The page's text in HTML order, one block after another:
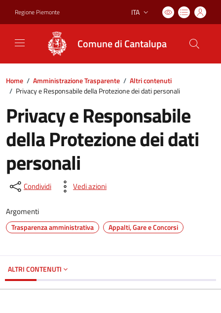
Regione Piemonte Lingua attiva:
ITA
Comune di Cantalupa
Home / Amministrazione Trasparente / Altri contenuti
/ Privacy e Responsabile della Protezione dei dati personali
Privacy e Responsabile
della Protezione dei dati
personali
Condividi Vedi azioni
Argomenti
Trasparenza amministrativa Appalti, Gare e Concorsi
ALTRI CONTENUTI